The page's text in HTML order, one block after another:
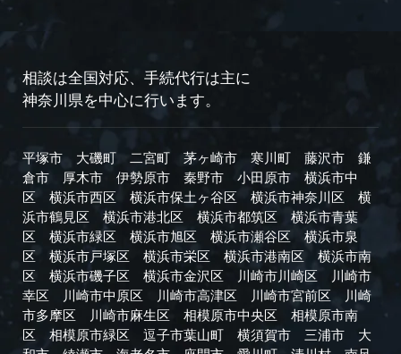
相談は全国対応、手続代行は主に
神奈川県を中心に行います。
平塚市 大磯町 二宮町 茅ヶ崎市 寒川町 藤沢市
鎌
倉市
厚木市 伊勢原市 秦野市 小田原市
横浜市中
区
横浜市西区 横浜市保土ヶ谷区 横浜市神奈川区
横
浜市鶴見区
横浜市港北区 横浜市都筑区
横浜市青葉
区
横浜市緑区 横浜市旭区 横浜市瀬谷区
横浜市泉
区
横浜市戸塚区 横浜市栄区 横浜市港南区
横浜市南
区
横浜市磯子区 横浜市金沢区 川崎市川崎区
川崎市
幸区
川崎市中原区 川崎市高津区 川崎市宮前区
川崎
市多摩区
川崎市麻生区 相模原市中央区
相模原市南
区
相模原市緑区 逗子市葉山町 横須賀市 三浦市
大